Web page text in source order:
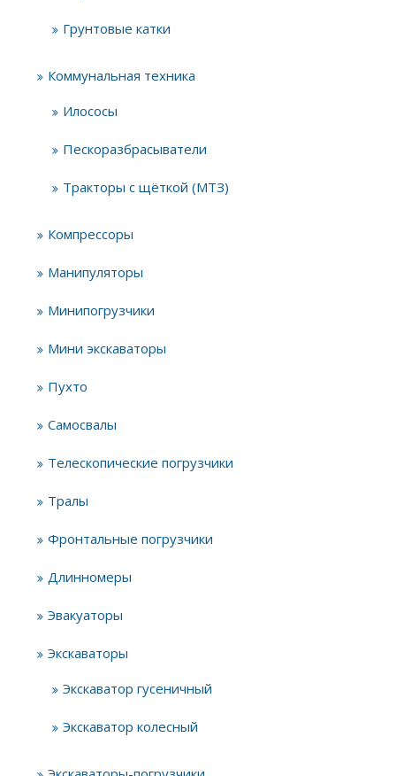
Грунтовые катки
Коммунальная техника
Илососы
Пескоразбрасыватели
Тракторы с щёткой (МТЗ)
Компрессоры
Манипуляторы
Минипогрузчики
Мини экскаваторы
Пухто
Самосвалы
Телескопические погрузчики
Тралы
Фронтальные погрузчики
Длинномеры
Эвакуаторы
Экскаваторы
Экскаватор гусеничный
Экскаватор колесный